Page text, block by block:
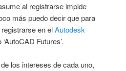
al registrarse impide
más puedo decir que para
en elAutodesk
Futures’.
los intereses de cada uno,